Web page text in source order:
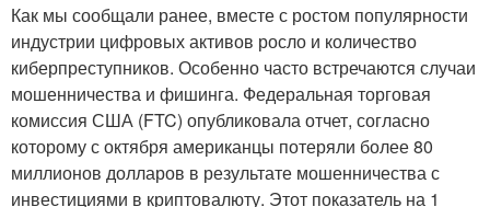
Как мы сообщали ранее, вместе с ростом популярности
индустрии цифровых активов росло и количество
киберпреступников. Особенно часто встречаются случаи
мошенничества и фишинга. Федеральная торговая
комиссия США (FTC) опубликовала отчет, согласно
которому с октября американцы потеряли более 80
миллионов долларов в результате мошенничества с
инвестициями в криптовалюту. Этот показатель на 1